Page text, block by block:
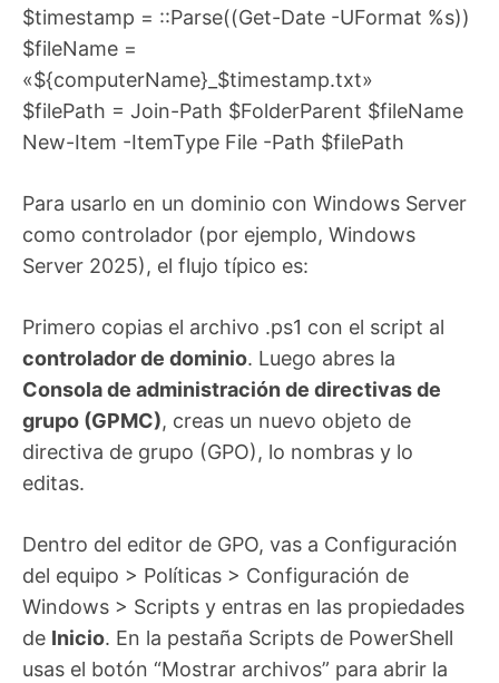
$timestamp = ::Parse((Get-Date -UFormat %s))
$fileName =
«${computerName}_$timestamp.txt»
$filePath = Join-Path $FolderParent $fileName
New-Item -ItemType File -Path $filePath
Para usarlo en un dominio con Windows Server
como controlador (por ejemplo, Windows
Server 2025), el flujo típico es:
Primero copias el archivo .ps1 con el script al
controlador de dominio. Luego abres la
Consola de administración de directivas de
grupo (GPMC), creas un nuevo objeto de
directiva de grupo (GPO), lo nombras y lo
editas.
Dentro del editor de GPO, vas a Configuración
del equipo > Políticas > Configuración de
Windows > Scripts y entras en las propiedades
de Inicio. En la pestaña Scripts de PowerShell
usas el botón “Mostrar archivos” para abrir la